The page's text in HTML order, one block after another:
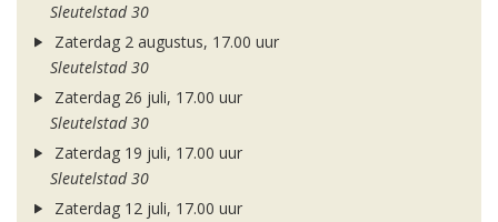
Sleutelstad 30
Zaterdag 2 augustus, 17.00 uur
Sleutelstad 30
Zaterdag 26 juli, 17.00 uur
Sleutelstad 30
Zaterdag 19 juli, 17.00 uur
Sleutelstad 30
Zaterdag 12 juli, 17.00 uur